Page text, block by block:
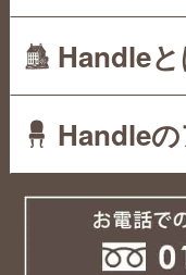
Handle
Handle